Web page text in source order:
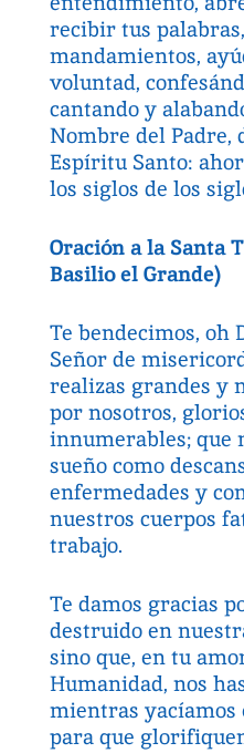
recibir tus
mandamientos,
voluntad,
cantando y
Nombre del Padre,
Espíritu Santo:
los siglos de los
Oración a la Santa
Basilio el Grande)
Te bendecimos, oh
Señor de
realizas grandes y
por nosotros,
innumerables; que
sueño como
enfermedades y
nuestros cuerpos
trabajo.
Te damos gracias
destruido en
sino que, en tu
Humanidad, nos
mientras yacíamos
para que